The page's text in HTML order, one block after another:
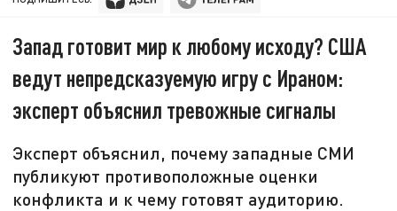
Запад готовит мир к любому исходу? США
ведут непредсказуемую игру с Ираном:
эксперт объяснил тревожные сигналы
Эксперт объяснил, почему западные СМИ
публикуют противоположные оценки
конфликта и к чему готовят аудиторию.